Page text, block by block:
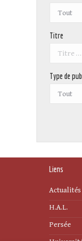
Titre
Type de
Liens
Actualités
H.A.L.
Persée